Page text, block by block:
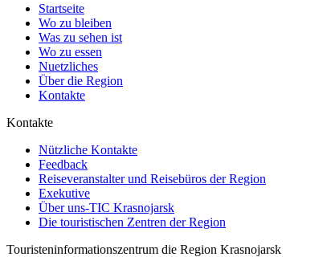
Startseite
Wo zu bleiben
Was zu sehen ist
Wo zu essen
Nuetzliches
Über die Region
Kontakte
Kontakte
Nützliche Kontakte
Feedback
Reiseveranstalter und Reisebüros der Region
Exekutive
Über uns-TIC Krasnojarsk
Die touristischen Zentren der Region
Touristeninformationszentrum die Region Krasnojarsk